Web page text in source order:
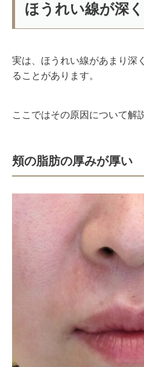
ほうれい線が深
実は、ほうれい線があまり深
ることがあります。
ここではその原因について解
頬の脂肪の厚みが厚い